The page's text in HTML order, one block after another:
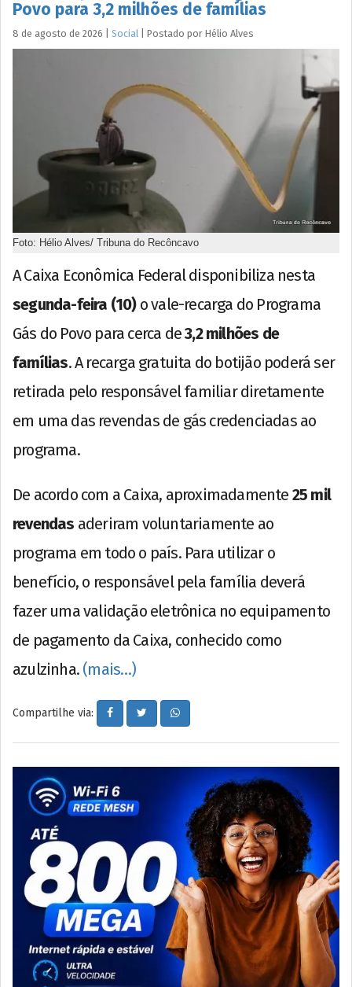
Povo para 3,2 milhões de famílias
8 de agosto de 2026 Social Postado por Hélio Alves
Foto: Hélio Alves/ Tribuna do Recôncavo
A Caixa Econômica Federal disponibiliza nesta
segunda-feira (10)o vale-recarga do Programa
Gás do Povo para cerca de3,2 milhões de
famílias. A recarga gratuita do botijão poderá ser
retirada pelo responsável familiar diretamente
em uma das revendas de gás credenciadas ao
programa.
De acordo com a Caixa, aproximadamente 25 mil
revendas aderiram voluntariamente ao
programa em todo o país. Para utilizar o
benefício, o responsável pela família deverá
fazer uma validação eletrônica no equipamento
de pagamento da Caixa, conhecido como
azulzinha. (mais…)
Compartilhe via: